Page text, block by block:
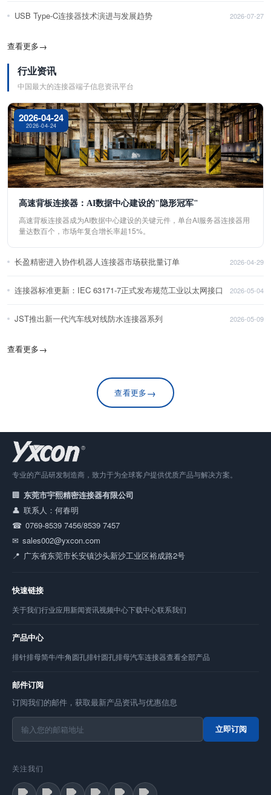
USB Type-C连接器技术演进与发展趋势 2026-07-27
查看更多→
行业资讯
中国最大的连接器端子信息资讯平台
2026-04-24
2026-04-24
高速背板连接器：AI数据中心建设的"隐形冠军"
高速背板连接器成为AI数据中心建设的关键元件，单台AI服务器连接器用
量达数百个，市场年复合增长率超15%。
长盈精密进入协作机器人连接器市场获批量订单 2026-04-29
连接器标准更新：IEC 63171-7正式发布规范工业以太网接口 2026-05-04
JST推出新一代汽车线对线防水连接器系列 2026-05-09
查看更多→
查看更多→
专业的产品研发制造商，致力于为全球客户提供优质产品与解决方案。
东莞市宇熙精密连接器有限公司
联系人：何春明
0769-8539 7456/8539 7457
sales002@yxcon.com
广东省东莞市长安镇沙头新沙工业区裕成路2号
快速链接
关于我们行业应用新闻资讯视频中心下载中心联系我们
产品中心
排针排母简牛/牛角圆孔排针圆孔排母汽车连接器查看全部产品
邮件订阅
订阅我们的邮件，获取最新产品资讯与优惠信息
立即订阅
关注我们